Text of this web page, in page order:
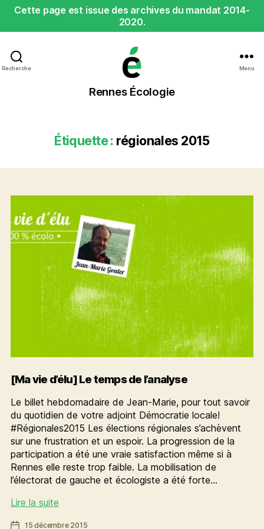
Cette page est issue des archives du mandat 2014-
2020.
Recherche
Rennes
Écologie
Rennes Écologie
Menu
Étiquette : régionales 2015
[Ma vie d’élu] Le temps de l’analyse
Le billet hebdomadaire de Jean-Marie, pour tout savoir
du quotidien de votre adjoint Démocratie locale!
#Régionales2015 Les élections régionales s’achèvent
sur une frustration et un espoir. La progression de la
participation a été une vraie satisfaction même si à
Rennes elle reste trop faible. La mobilisation de
l’électorat de gauche et écologiste a été forte…
Lire la suite[Ma
Date15 décembre 2015